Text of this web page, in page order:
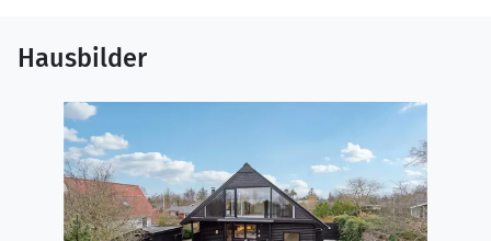
Garten werden Sie ins Freie locken. Grillen und essen
Sie auf der großen Holzterrasse oder entspannen sich
im Whirlpool unter freiem Himmel.
Auf der nahe gelegenen Halbinsel Kegnäs gibt es
hervorragende Badestrände. Legen Sie sich in die
Dünen und hören Sie dem beruhigenden Wellengang
zu. Auf Als gibt es, trotz ihrer kleinen Fläche, bekannte
Hausbilder